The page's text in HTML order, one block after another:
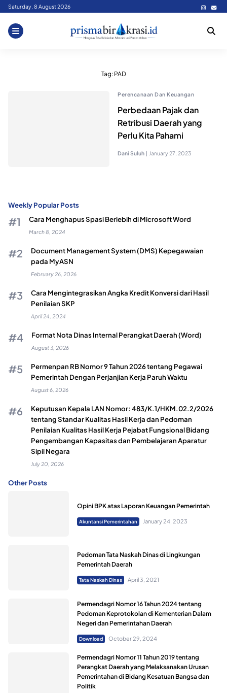
Skip
content
Saturday, 8 August 2026
Tag: PAD
Perencanaan Dan Keuangan
Perbedaan Pajak dan
Retribusi Daerah yang
Perlu Kita Pahami
Dani Suluh | January 27, 2023
Weekly Popular Posts
Cara Menghapus Spasi Berlebih di Microsoft Word
March 8, 2024
Document Management System (DMS) Kepegawaian
pada MyASN
February 26, 2026
Cara Mengintegrasikan Angka Kredit Konversi dari Hasil
Penilaian SKP
April 24, 2024
Format Nota Dinas Internal Perangkat Daerah (Word)
August 3, 2026
Permenpan RB Nomor 9 Tahun 2026 tentang Pegawai
Pemerintah Dengan Perjanjian Kerja Paruh Waktu
August 6, 2026
Keputusan Kepala LAN Nomor: 483/K.1/HKM.02.2/2026
tentang Standar Kualitas Hasil Kerja dan Pedoman
Penilaian Kualitas Hasil Kerja Pejabat Fungsional Bidang
Pengembangan Kapasitas dan Pembelajaran Aparatur
Sipil Negara
July 20, 2026
Other Posts
Opini BPK atas Laporan Keuangan Pemerintah
Akuntansi Pemerintahan January 24, 2023
Pedoman Tata Naskah Dinas di Lingkungan
Pemerintah Daerah
Tata Naskah Dinas April 3, 2021
Permendagri Nomor 16 Tahun 2024 tentang
Pedoman Keprotokolan di Kementerian Dalam
Negeri dan Pemerintahan Daerah
Download October 29, 2024
Permendagri Nomor 11 Tahun 2019 tentang
Perangkat Daerah yang Melaksanakan Urusan
Pemerintahan di Bidang Kesatuan Bangsa dan
Politik